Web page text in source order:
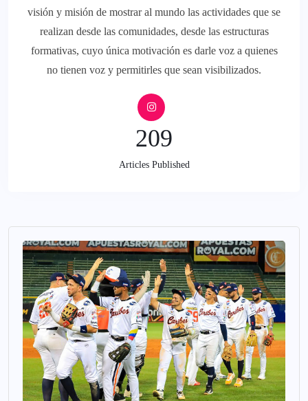
visión y misión de mostrar al mundo las actividades que se
realizan desde las comunidades, desde las estructuras
formativas, cuyo única motivación es darle voz a quienes
no tienen voz y permitirles que sean visibilizados.
209
Articles Published